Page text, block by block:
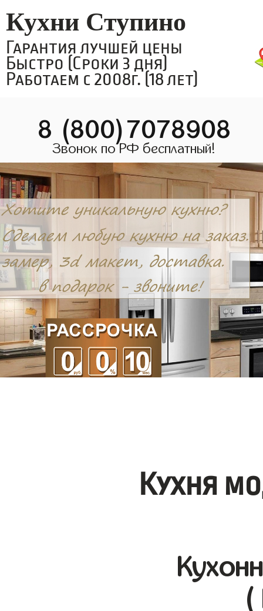
Кухни Ступино
Гарантия лучшей цены
Быстро (Сроки 3 дня)
Работаем с 2008г. (18 лет)
8 (800)7078908
Звонок по РФ бесплатный!
Кухня
(